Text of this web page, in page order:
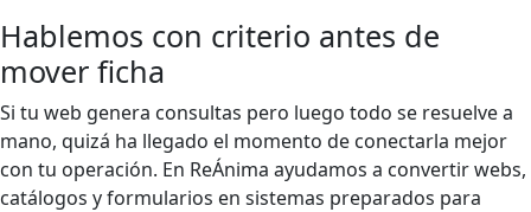
Hablemos con criterio antes de
mover ficha
Si tu web genera consultas pero luego todo se resuelve a
mano, quizá ha llegado el momento de conectarla mejor
con tu operación. En ReÁnima ayudamos a convertir webs,
catálogos y formularios en sistemas preparados para